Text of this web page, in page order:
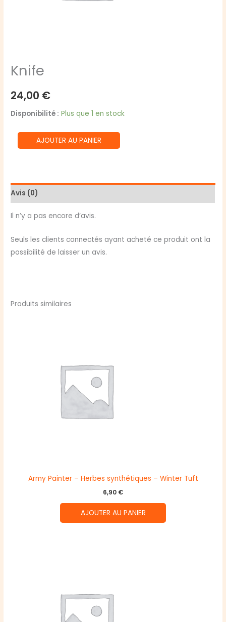
Knife
24,00 €
Disponibilité : Plus que 1 en stock
quantité
de
AJOUTER AU PANIER
Avis (0)
Il n’y a pas encore d’avis.
Seuls les clients connectés ayant acheté ce produit ont la
possibilité de laisser un avis.
Produits similaires
Army Painter – Herbes synthétiques – Winter Tuft
6,90 €
AJOUTER AU PANIER